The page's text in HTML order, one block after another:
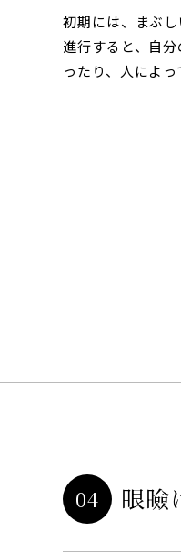
初期には、まぶ
進行すると、自
ったり、人によ
04 眼瞼